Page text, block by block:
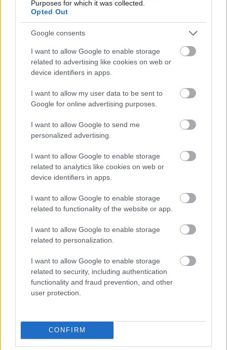
Purposes for which it was collected.
Opted Out
Google consents
I want to allow Google to enable storage
related to advertising like cookies on web or
device identifiers in apps.
I want to allow my user data to be sent to
Google for online advertising purposes.
I want to allow Google to send me
personalized advertising.
I want to allow Google to enable storage
related to analytics like cookies on web or
device identifiers in apps.
I want to allow Google to enable storage
related to functionality of the website or app.
I want to allow Google to enable storage
related to personalization.
I want to allow Google to enable storage
related to security, including authentication
functionality and fraud prevention, and other
user protection.
CONFIRM
A Blick veterán újságírója, Roger Benoit arról írt, hogy barátai,
Bernie Ecclestone, Peter Sauber és Marko továbbra is szinte
„Lenyűgöz a nézők lelkesedése. A futamok általában
izgalmasak. Legutóbb például Magyarországon is, ahol
korábban gyakran előzés nélküli vonatozást láthattunk” –
mondta Marko, aki ugyanakkor úgy érzi, a 2026-os technikai
szabályok miatt nem minden látványos előzés tekinthető valódi
„Egyértelmű, hogy a szurkolók szeretik a sok előzést. Sajnos
egyszerűen a helyzetből adódnak. Sokszor csak azért fékeznek
ki látványosan egy autót, mert az előtte haladónak éppen
Az osztrák szakember ugyanakkor kiemelte az idény két
legnagyobb pozitív meglepetését is. Elmondása szerint Bernie
Ecclestone-nal együtt nagyra tartja a világbajnoki összetettet
Verstappen Magyar Nagydíjon nyújtott teljesítményét külön is
méltatta: „Ahogy Max kétszer is kifékezte Hamiltont azon a